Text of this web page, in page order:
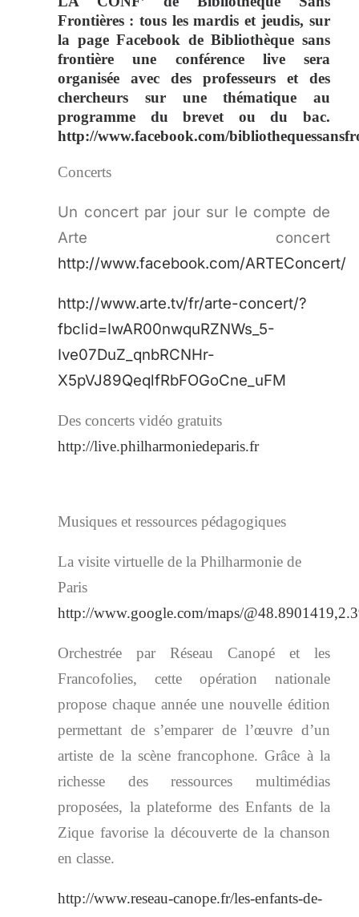
Frontières : tous les mardis et jeudis, sur
la page Facebook de Bibliothèque sans
frontière une conférence live sera
organisée avec des professeurs et des
chercheurs sur une thématique au
programme du brevet ou du bac.
http://www.facebook.com/
Concerts
Un concert par jour sur le compte de
Arte concert
http://www.facebook.com/ARTEConcert/
http://www.arte.tv/fr/arte-concert/?
fbclid=IwAR00nwquRZNWs_5-
Ive07DuZ_qnbRCNHr-
X5pVJ89QeqlfRbFOGoCne_uFM
Des concerts vidéo gratuits
http://live.philharmoniedeparis.fr
Musiques et ressources pédagogiques
La visite virtuelle de la Philharmonie de
Paris
http://www.google.com/maps/
Orchestrée par Réseau Canopé et les
Francofolies, cette opération nationale
propose chaque année une nouvelle édition
permettant de s’emparer de l’œuvre d’un
artiste de la scène francophone. Grâce à la
richesse des ressources multimédias
proposées, la plateforme des Enfants de la
Zique favorise la découverte de la chanson
en classe.
http://www.reseau-canope.fr/les-enfants-de-